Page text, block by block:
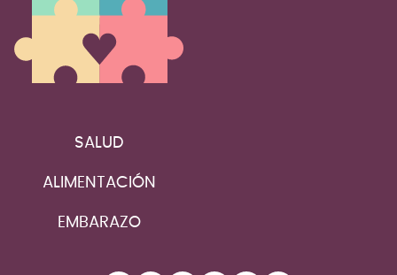
SALUD
ALIMENTACIÓN
EMBARAZO